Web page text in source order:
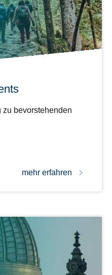
zu bevorstehenden
mehr erfahren